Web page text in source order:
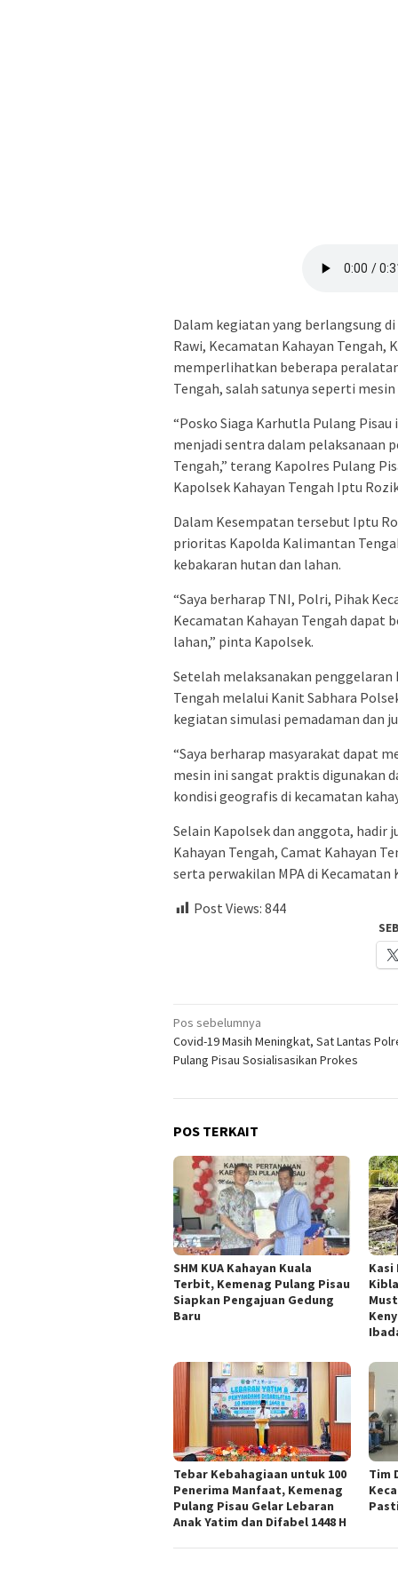
Dalam kegiatan yang berlangsung
Rawi, Kecamatan Kahayan Tengah,
memperlihatkan beberapa
Tengah, salah satunya seperti
“Posko Siaga Karhutla Pulang
menjadi sentra dalam pelaksanaan
Tengah,” terang Kapolres Pulang
Kapolsek Kahayan Tengah Iptu
Dalam Kesempatan tersebut Iptu
prioritas Kapolda Kalimantan
kebakaran hutan dan lahan.
“Saya berharap TNI, Polri, Pihak
Kecamatan Kahayan Tengah dapat
lahan,” pinta Kapolsek.
Setelah melaksanakan penggelaran
Tengah melalui Kanit Sabhara
kegiatan simulasi pemadaman dan
“Saya berharap masyarakat dapat
mesin ini sangat praktis digunakan
kondisi geografis di kecamatan
Selain Kapolsek dan anggota,
Kahayan Tengah, Camat Kahayan
serta perwakilan MPA di Kecamatan
Post Views: 844
Navigasi
pos
Pos sebelumnya
Covid-19 Masih Meningkat, Sat Lantas
Pulang Pisau Sosialisasikan Prokes
POS TERKAIT
SHM KUA Kahayan Kuala
Terbit, Kemenag Pulang Pisau
Siapkan Pengajuan Gedung
Baru
Kasi
Tebar Kebahagiaan untuk 100
Penerima Manfaat, Kemenag
Pulang Pisau Gelar Lebaran
Anak Yatim dan Difabel 1448 H
Tim